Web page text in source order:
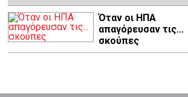
Όταν οι ΗΠΑ
απαγόρευσαν τις...
σκούπες